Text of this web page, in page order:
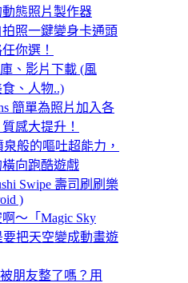
態照片製作器
拍照一鍵變身卡通頭
你選！
、影片下載 (風
、人物..)
簡單為照片加入各
感大提升！
泉般的嘔吐超能力，
向跑酷遊戲
Swipe 壽司刷刷樂
)
～「Magic Sky
要把天空變成動畫遊
朋友整了嗎？用